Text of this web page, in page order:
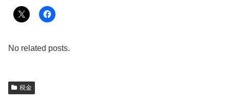
No related posts.
税金